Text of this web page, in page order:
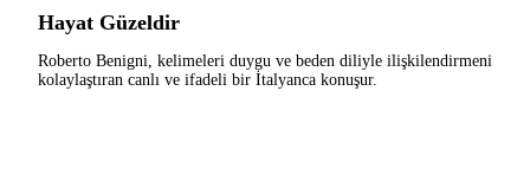
Hayat Güzeldir
Roberto Benigni, kelimeleri duygu ve beden diliyle ilişkilendirmeni
kolaylaştıran canlı ve ifadeli bir İtalyanca konuşur.